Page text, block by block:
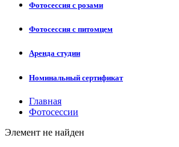
Фотосессия с розами
Фотосессия с питомцем
Аренда студии
Номинальный сертификат
Главная
Фотосессии
Элемент не найден